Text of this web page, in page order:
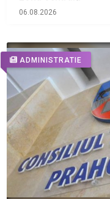
06.08.2026
ADMINISTRATIE